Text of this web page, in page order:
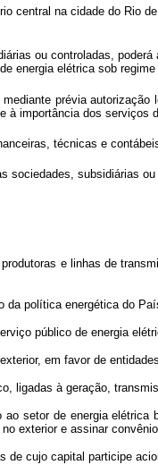
central na cidade do Rio
ou controladas,
energia elétrica sob
prévia
à importância dos
técnicas e
sociedades, subsidiárias
e linhas de
política energética do
público de energia
em favor de
à geração,
de energia elétrica
exterior e assinar
cujo capital participe